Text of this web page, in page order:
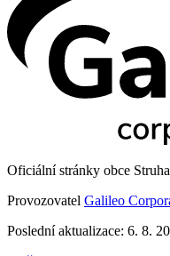
Oficiální stránky obce
Provozovatel Galileo
Poslední aktualizace: 6. 8.